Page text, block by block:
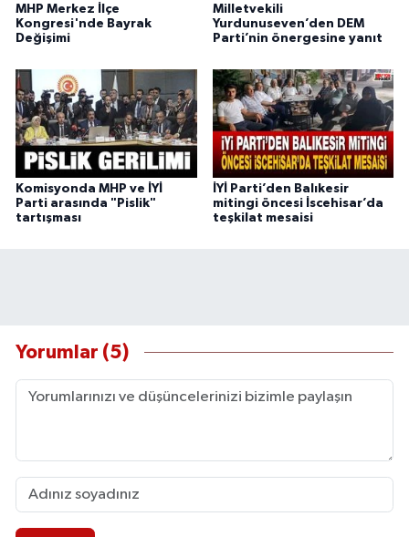
MHP Merkez İlçe
Kongresi'nde Bayrak
Değişimi
Milletvekili
Yurdunuseven’den DEM
Parti’nin önergesine yanıt
Komisyonda MHP ve İYİ
Parti arasında "Pislik"
tartışması
İYİ Parti’den Balıkesir
mitingi öncesi İscehisar’da
teşkilat mesaisi
Yorumlar (5)